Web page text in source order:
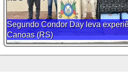
Segundo Condor Day leva
Canoas (RS)